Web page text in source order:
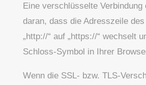
Eine verschlüsselte Verbindung
daran, dass die Adresszeile
„http://“ auf „https://“ wechselt
Schloss-Symbol in Ihrer
Wenn die SSL- bzw. TLS-